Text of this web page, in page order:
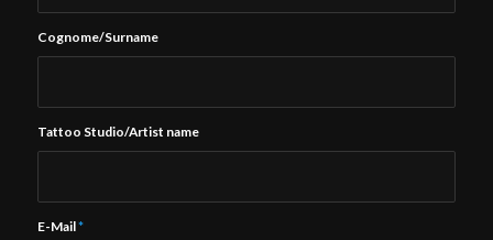
Cognome/Surname
Tattoo Studio/Artist name
E-Mail*